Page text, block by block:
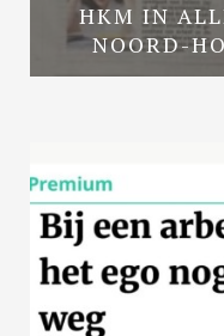
HKM IN
NOORD-